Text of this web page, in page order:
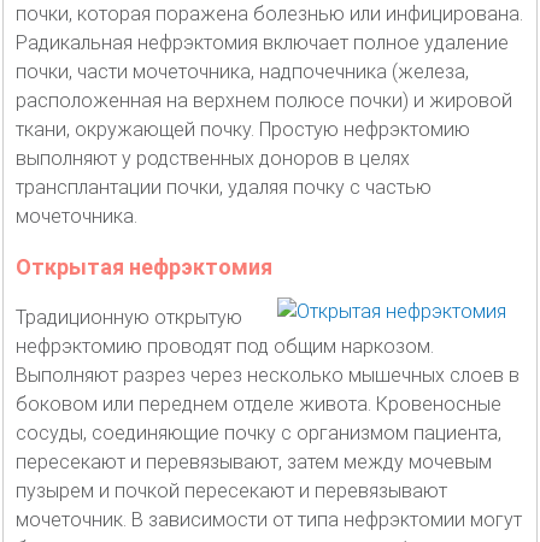
почки, которая поражена болезнью или инфицирована.
Радикальная нефрэктомия включает полное удаление
почки, части мочеточника, надпочечника (железа,
расположенная на верхнем полюсе почки) и жировой
ткани, окружающей почку. Простую нефрэктомию
выполняют у родственных доноров в целях
трансплантации почки, удаляя почку с частью
мочеточника.
Открытая нефрэктомия
Традиционную открытую
нефрэктомию проводят под общим наркозом.
Выполняют разрез через несколько мышечных слоев в
боковом или переднем отделе живота. Кровеносные
сосуды, соединяющие почку с организмом пациента,
пересекают и перевязывают, затем между мочевым
пузырем и почкой пересекают и перевязывают
мочеточник. В зависимости от типа нефрэктомии могут